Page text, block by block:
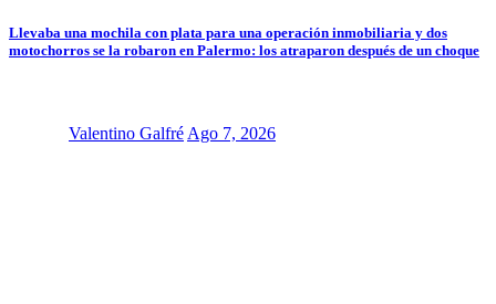
Llevaba una mochila con plata para una operación inmobiliaria y dos
motochorros se la robaron en Palermo: los atraparon después de un choque
Valentino Galfré Ago 7, 2026